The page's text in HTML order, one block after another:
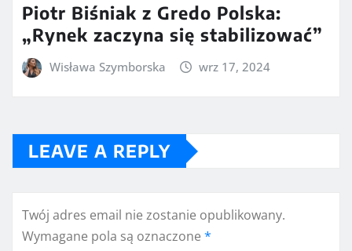
Piotr Biśniak z Gredo Polska:
„Rynek zaczyna się stabilizować”
Wisława Szymborska wrz 17, 2024
LEAVE A REPLY
Twój adres email nie zostanie opublikowany.
Wymagane pola są oznaczone *